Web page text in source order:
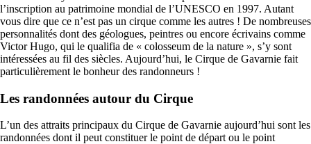
l’inscription au patrimoine mondial de l’UNESCO en 1997. Autant
vous dire que ce n’est pas un cirque comme les autres ! De nombreuses
personnalités dont des géologues, peintres ou encore écrivains comme
Victor Hugo, qui le qualifia de « colosseum de la nature », s’y sont
intéressées au fil des siècles. Aujourd’hui, le Cirque de Gavarnie fait
particulièrement le bonheur des randonneurs !
Les randonnées autour du Cirque
L’un des attraits principaux du Cirque de Gavarnie aujourd’hui sont les
randonnées dont il peut constituer le point de départ ou le point